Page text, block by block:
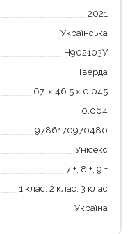
2021
Українська
Н902103У
Тверда
67. х 46.5 х 0.045
0.064
9786170970480
Унісекс
7 +, 8 +, 9 +
1 клас, 2 клас, 3 клас
Україна